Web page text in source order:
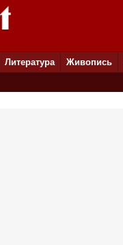
Литература Живопись